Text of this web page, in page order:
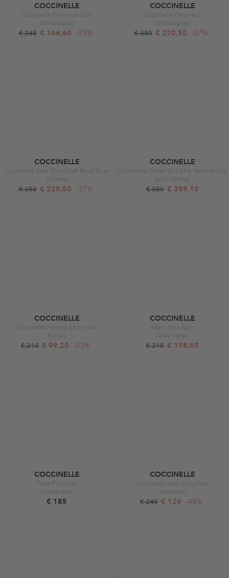
COCCINELLE
Coccinelle Fernanda Skin
Schoudertas
€ 248 € 166,60 -33%
COCCINELLE
Coccinelle Dew Noir
Schoudertas
€ 350 € 220,50 -37%
COCCINELLE
Coccinelle Dew Shiny Calf Royal Blue
Zadeltas
€ 350 € 220,50 -37%
COCCINELLE
Coccinelle Dorian Eco She. Natural/Cuir
Schoudertas
€ 380 € 359,10
COCCINELLE
Coccinelle Himma Shiny Noir
Pumps
€ 210 € 99,20 -53%
COCCINELLE
Mary Jane Noir
Mary Janes
€ 210 € 198,50
COCCINELLE
Tebe Pink Clay
Cameratas
€ 185
COCCINELLE
Coccinelle Sam Shiny Noir
Sandalen
€ 240 € 126 -48%